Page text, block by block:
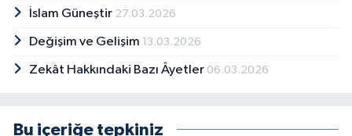
İslam Güneştir 27.03.2026
Değişim ve Gelişim 13.03.2026
Zekât Hakkındaki Bazı Âyetler 06.03.2026
Bu içeriğe tepkiniz